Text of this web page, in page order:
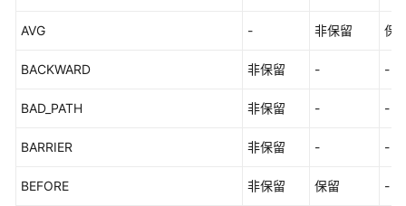
换
AVG - 非保留 保
BACKWARD 非保留 - -
BAD_PATH 非保留 - -
BARRIER 非保留 - -
BEFORE 非保留 保留 -